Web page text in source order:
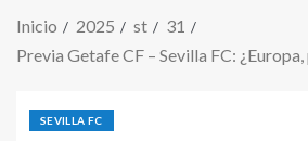
Inicio 2025 st
31
Previa Getafe CF – Sevilla FC:
SEVILLA FC